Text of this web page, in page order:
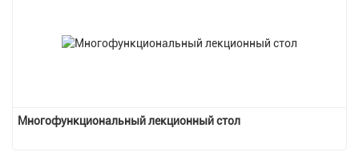
Многофункциональный лекционный стол